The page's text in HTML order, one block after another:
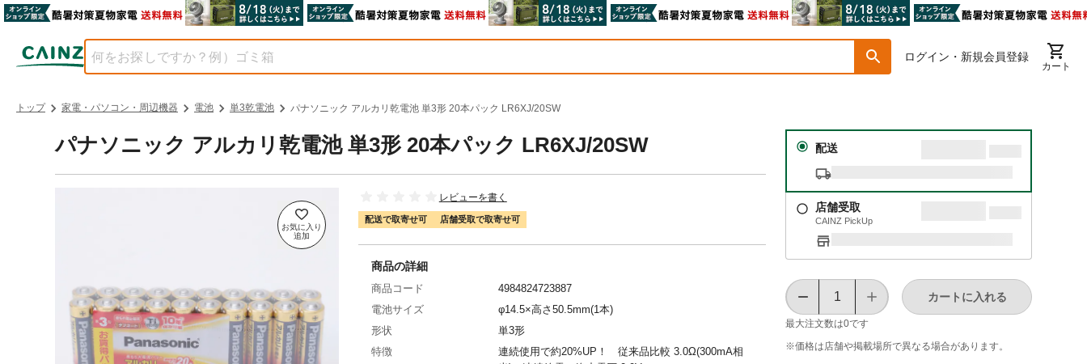
ログイン・新規会員登録
カート
トップ 家電・パソコン・周辺機器 電池 単3乾電池 パナソニック アルカリ乾電池 単3形 20本パック LR6XJ/20SW
パナソニック アルカリ乾電池 単3形 20本パック LR6XJ/20SW
レビューを書く
配送で取寄せ可 店舗受取で取寄せ可
配送
店舗受取
CAINZ PickUp
最大注文数は0です
カートに入れる
※価格は​店舗や​掲載場所で​異なる​場合が​あります。
商品の詳細
商品コード
4984824723887
電池サイズ
φ14.5×高さ50.5mm(1本)
形状
単3形
特徴
連続使用で約20%UP！ 従来品比較 3.0Ω(300mA相